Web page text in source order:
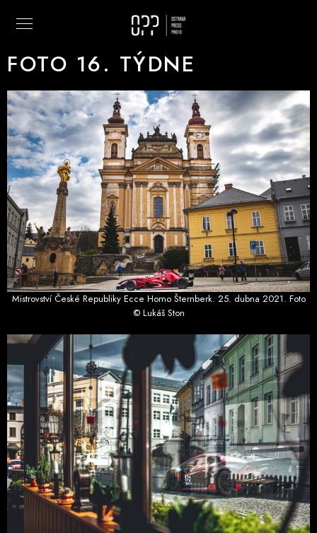
FOTO 16. TÝDNE
Mistrovství České Republiky Ecce Homo Šternberk. 25. dubna 2021. Foto
© Lukáš Ston